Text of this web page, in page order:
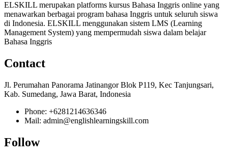
ELSKILL merupakan platforms kursus Bahasa Inggris online yang
menawarkan berbagai program bahasa Inggris untuk seluruh siswa
di Indonesia. ELSKILL menggunakan sistem LMS (Learning
Management System) yang mempermudah siswa dalam belajar
Bahasa Inggris
Contact
Jl. Perumahan Panorama Jatinangor Blok P119, Kec Tanjungsari,
Kab. Sumedang, Jawa Barat, Indonesia
Phone: +6281214636346
Mail: admin@englishlearningskill.com
Follow